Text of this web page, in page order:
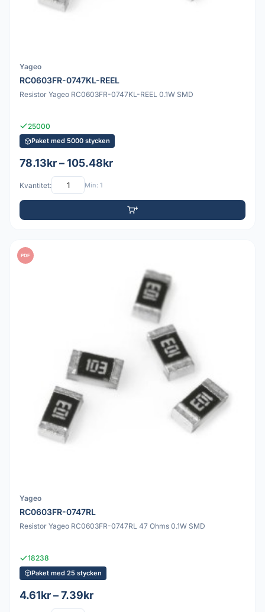
Yageo
RC0603FR-0747KL-REEL
Resistor Yageo RC0603FR-0747KL-REEL 0.1W SMD
25000
Paket med 5000 stycken
78.13kr – 105.48kr
Kvantitet: Min: 1
PDF
Yageo
RC0603FR-0747RL
Resistor Yageo RC0603FR-0747RL 47 Ohms 0.1W SMD
18238
Paket med 25 stycken
4.61kr – 7.39kr